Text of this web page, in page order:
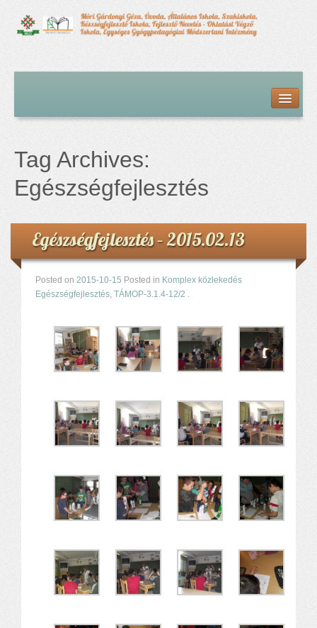
Hírfolyam
Alapdokumentumok
Intézményvezetői megbízás dokumentumai
Órarendek (2025/26. tanév)
Szakkörök
Tanév rendje
Középfokú beiskolázás a 2026-2027-ös tanévben
Alapítvány
Pedagógiai szakmai ellenőrzés
Gyermek- és ifjúságvédelem
Projektjeink
Digitális témahét 2016
EFOP-3.1.6
TÁMOP-3.1.4-12/2
Projektbeszámolók
Konfliktuskezelés
Mindennapos testnevelés
Dohányzás-megelőzés
Tag Archives:
Egészségfejlesztés
Egészségfejlesztés – 2015.02.13
Posted on 2015-10-15 Posted in Komplex közlekedés
Egészségfejlesztés, TÁMOP-3.1.4-12/2 .